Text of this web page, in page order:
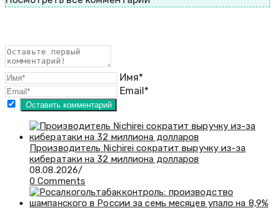
Имя*
Email*
Производитель Nichirei сократит выручку из-за
кибератаки на 32 миллиона долларов
08.08.2026/
0 Comments